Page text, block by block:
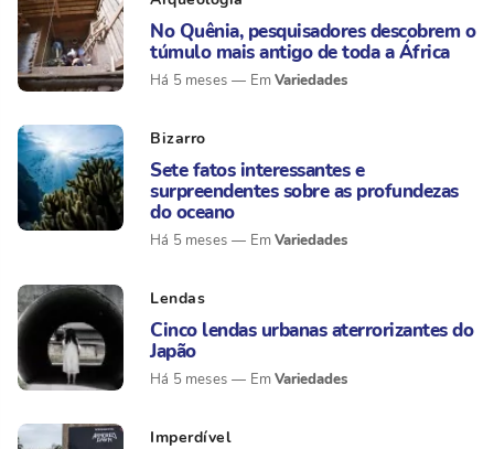
No Quênia, pesquisadores descobrem o
túmulo mais antigo de toda a África
Há 5 meses Variedades
Bizarro
Sete fatos interessantes e
surpreendentes sobre as profundezas
do oceano
Há 5 meses Variedades
Lendas
Cinco lendas urbanas aterrorizantes do
Japão
Há 5 meses Variedades
Imperdível